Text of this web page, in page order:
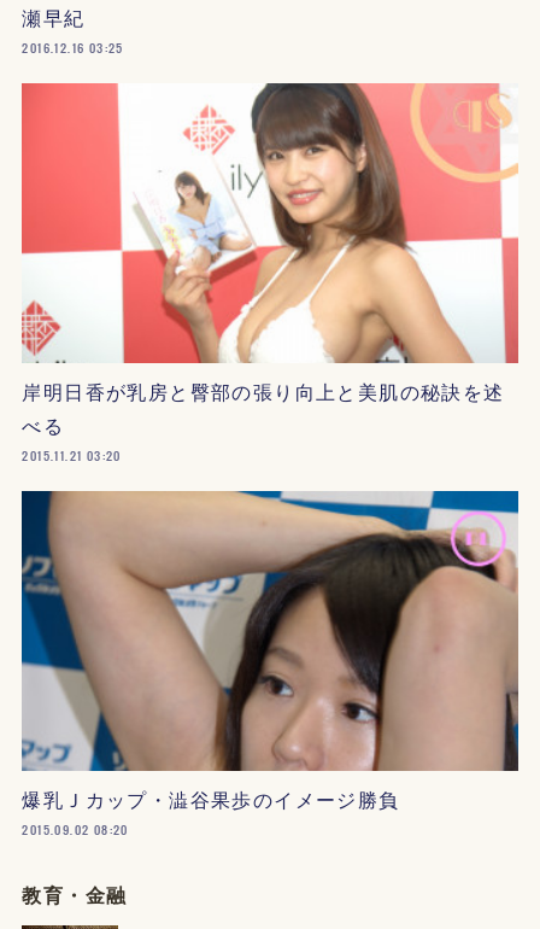
瀬早紀
2016.12.16 03:25
岸明日香が乳房と臀部の張り向上と美肌の秘訣を述
べる
2015.11.21 03:20
爆乳Ｊカップ・澁谷果歩のイメージ勝負
2015.09.02 08:20
教育・金融